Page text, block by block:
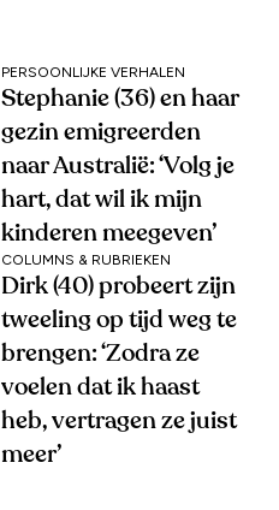
PERSOONLIJKE VERHALEN
Stephanie (36) en haar
gezin emigreerden
naar Australië: ‘Volg je
hart, dat wil ik mijn
kinderen meegeven’
COLUMNS & RUBRIEKEN
Dirk (40) probeert zijn
tweeling op tijd weg te
brengen: ‘Zodra ze
voelen dat ik haast
heb, vertragen ze juist
meer’